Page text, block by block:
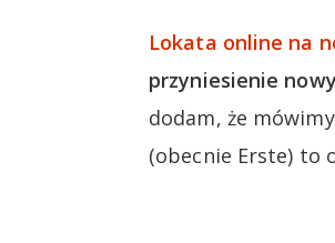
Lokata online na
przyniesienie
dodam, że
(obecnie Erste) to